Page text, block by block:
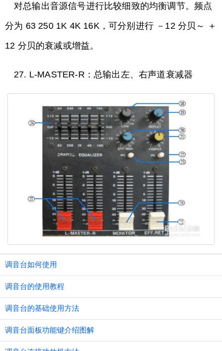
对总输出音源信号进行比较细致的均衡调节。频点
分为 63 250 1K 4K 16K，可分别进行 －12 分贝～ ＋
12 分贝的衰减或增益。
27. L-MASTER-R：总输出左、右声道衰减器
调音台如何使用
调音台的使用教程
调音台的基础使用方法
调音台面板功能键介绍图解